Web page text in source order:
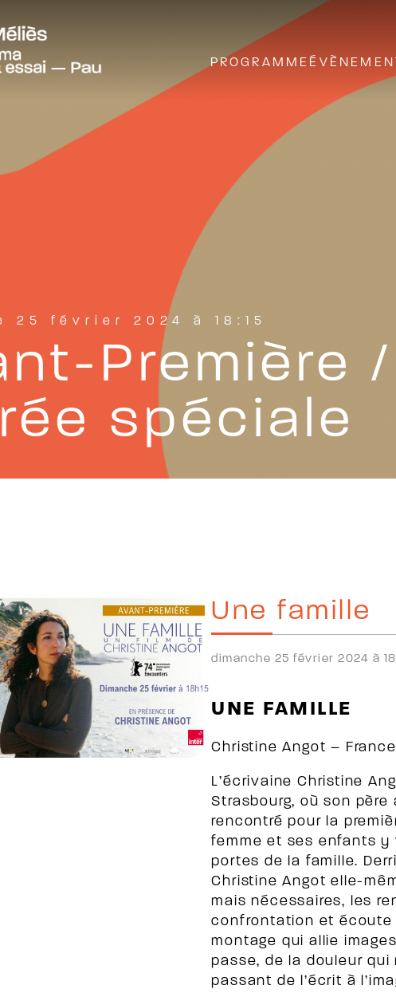
PROGRAMME
25 février 2024 à 18:15
Première
spéciale
Une famille
dimanche 25 février 2024 à
UNE FAMILLE
Christine Angot –
L’écrivaine Christine
Strasbourg, où son père
rencontré pour la
femme et ses enfants y
portes de la famille.
Christine Angot elle-
mais nécessaires, les
confrontation et écoute
montage qui allie
passe, de la douleur qui
passant de l’écrit à